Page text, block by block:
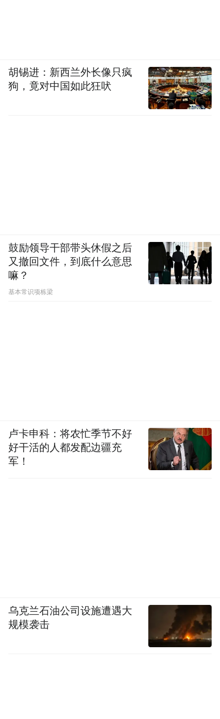
胡锡进：新西兰外长像只疯
狗，竟对中国如此狂吠
鼓励领导干部带头休假之后
又撤回文件，到底什么意思
嘛？
基本常识项栋梁
卢卡申科：将农忙季节不好
好干活的人都发配边疆充
军！
乌克兰石油公司设施遭遇大
规模袭击